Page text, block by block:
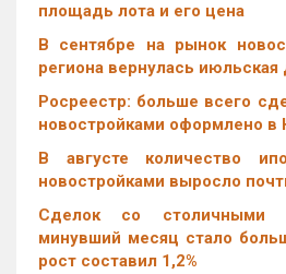
площадь лота и его цена
В сентябре на рынок
региона вернулась
Росреестр: больше всего
новостройками оформлено в
В августе количество
новостройками выросло
Cделок со столичными
минувший месяц стало
рост составил 1,2%